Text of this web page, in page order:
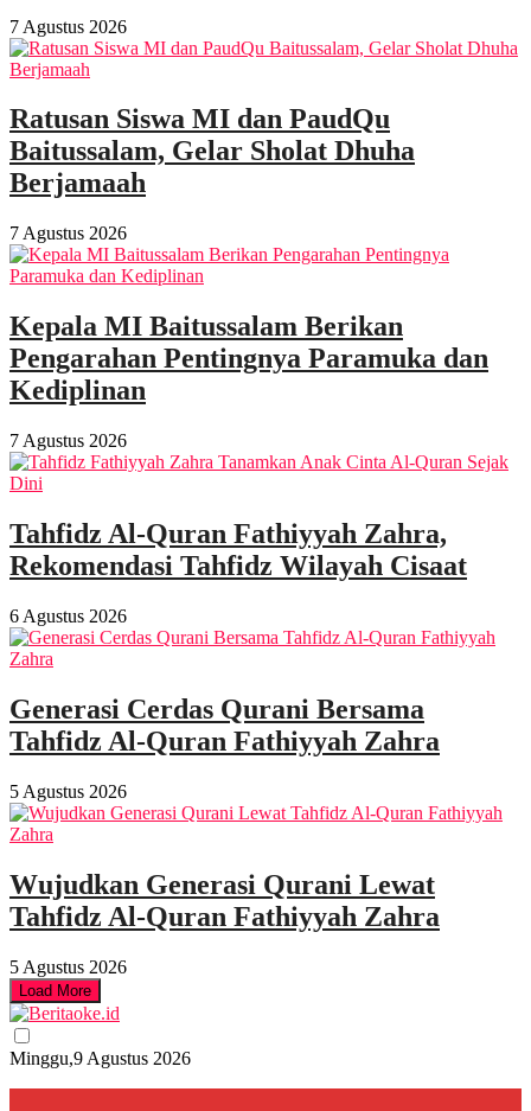
7 Agustus 2026
Ratusan Siswa MI dan PaudQu
Baitussalam, Gelar Sholat Dhuha
Berjamaah
7 Agustus 2026
Kepala MI Baitussalam Berikan
Pengarahan Pentingnya Paramuka dan
Kediplinan
7 Agustus 2026
Tahfidz Al-Quran Fathiyyah Zahra,
Rekomendasi Tahfidz Wilayah Cisaat
6 Agustus 2026
Generasi Cerdas Qurani Bersama
Tahfidz Al-Quran Fathiyyah Zahra
5 Agustus 2026
Wujudkan Generasi Qurani Lewat
Tahfidz Al-Quran Fathiyyah Zahra
5 Agustus 2026
Load More
Minggu,9 Agustus 2026